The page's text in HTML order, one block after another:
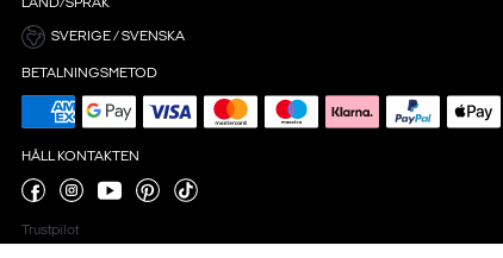
LAND/SPRÅK
SVERIGE / SVENSKA
BETALNINGSMETOD
HÅLL KONTAKTEN
Trustpilot